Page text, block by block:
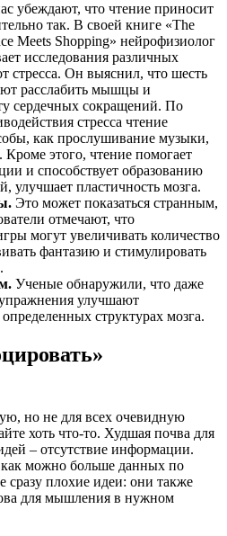
убеждают, что чтение приносит
так. В своей книге «The
Meets Shopping» нейрофизиолог
исследования различных
стресса. Он выяснил, что шесть
расслабить мышцы и
сердечных сокращений. По
стресса чтение
как прослушивание музыки,
Кроме этого, чтение помогает
и способствует образованию
улучшает пластичность мозга.
Это может показаться странным,
отмечают, что
могут увеличивать количество
фантазию и стимулировать
Ученые обнаружили, что даже
улучшают
структурах мозга.
но не для всех очевидную
хоть что-то. Худшая почва для
– отсутствие информации.
можно больше данных по
сразу плохие идеи: они также
для мышления в нужном